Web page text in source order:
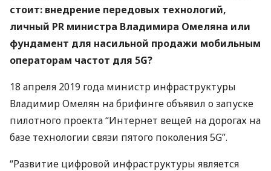
стоит: внедрение передовых технологий,
личный PR министра Владимира Омеляна или
фундамент для насильной продажи мобильным
операторам частот для 5G?
18 апреля 2019 года министр инфраструктуры
Владимир Омелян на брифинге объявил о запуске
пилотного проекта “Интернет вещей на дорогах на
базе технологии связи пятого поколения 5G”.
“Развитие цифровой инфраструктуры является